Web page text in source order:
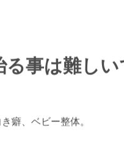
る事は難し
癖、ベビー整体。